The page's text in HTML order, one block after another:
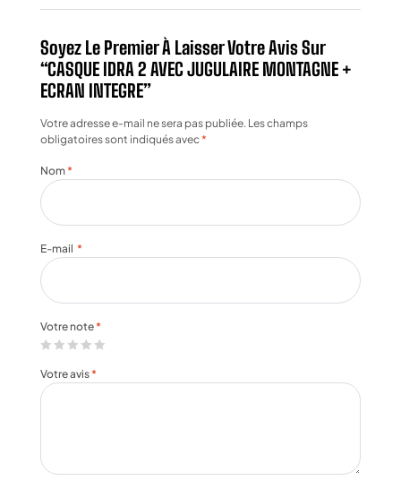
Soyez Le Premier À Laisser Votre Avis Sur
“CASQUE IDRA 2 AVEC JUGULAIRE MONTAGNE +
ECRAN INTEGRE”
Votre adresse e-mail ne sera pas publiée. Les champs
obligatoires sont indiqués avec*
Votre note *
Votre avis *
Nom *
E-mail *